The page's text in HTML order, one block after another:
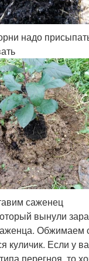
надо
саженец
вынули
Обжимаем
куличик. Если у